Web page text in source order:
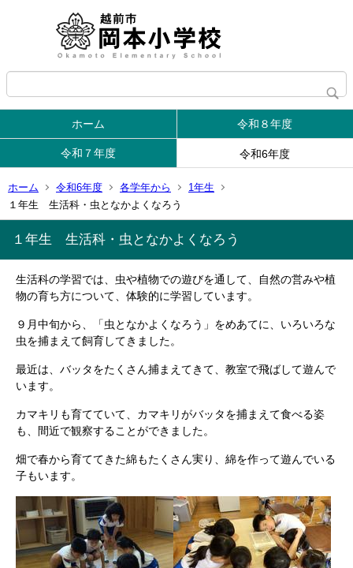
ホーム 令和８年度
令和７年度 令和6年度
ホーム 令和6年度 各学年から
1年生
１年生 生活科・虫となかよくなろう
１年生 生活科・虫となかよくなろう
生活科の学習では、虫や植物での遊びを通して、自然の営みや植
物の育ち方について、体験的に学習しています。
９月中旬から、「虫となかよくなろう」をめあてに、いろいろな
虫を捕まえて飼育してきました。
最近は、バッタをたくさん捕まえてきて、教室で飛ばして遊んで
います。
カマキリも育てていて、カマキリがバッタを捕まえて食べる姿
も、間近で観察することができました。
畑で春から育ててきた綿もたくさん実り、綿を作って遊んでいる
子もいます。